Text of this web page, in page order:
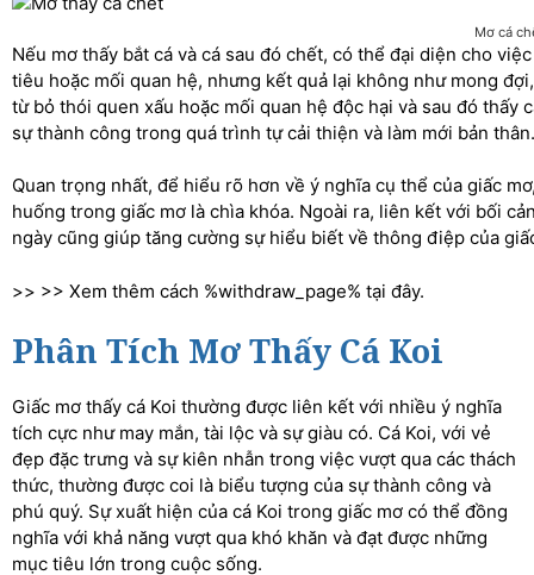
Mơ cá
Nếu mơ thấy bắt cá và cá sau đó chết, có thể đại diện cho
tiêu hoặc mối quan hệ, nhưng kết quả lại không như mong
từ bỏ thói quen xấu hoặc mối quan hệ độc hại và sau đó
sự thành công trong quá trình tự cải thiện và làm mới bản thân.
Quan trọng nhất, để hiểu rõ hơn về ý nghĩa cụ thể của giấc
huống trong giấc mơ là chìa khóa. Ngoài ra, liên kết với bối
ngày cũng giúp tăng cường sự hiểu biết về thông điệp của
>> >> Xem thêm cách %withdraw_page% tại đây.
Phân Tích Mơ Thấy Cá Koi
Giấc mơ thấy cá Koi thường được liên kết với nhiều ý nghĩa
tích cực như may mắn, tài lộc và sự giàu có. Cá Koi, với vẻ
đẹp đặc trưng và sự kiên nhẫn trong việc vượt qua các thách
thức, thường được coi là biểu tượng của sự thành công và
phú quý. Sự xuất hiện của cá Koi trong giấc mơ có thể đồng
nghĩa với khả năng vượt qua khó khăn và đạt được những
mục tiêu lớn trong cuộc sống.